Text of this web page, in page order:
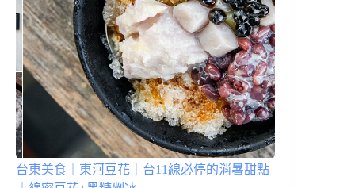
台東美食｜東河豆花｜台11線必停的消暑甜點